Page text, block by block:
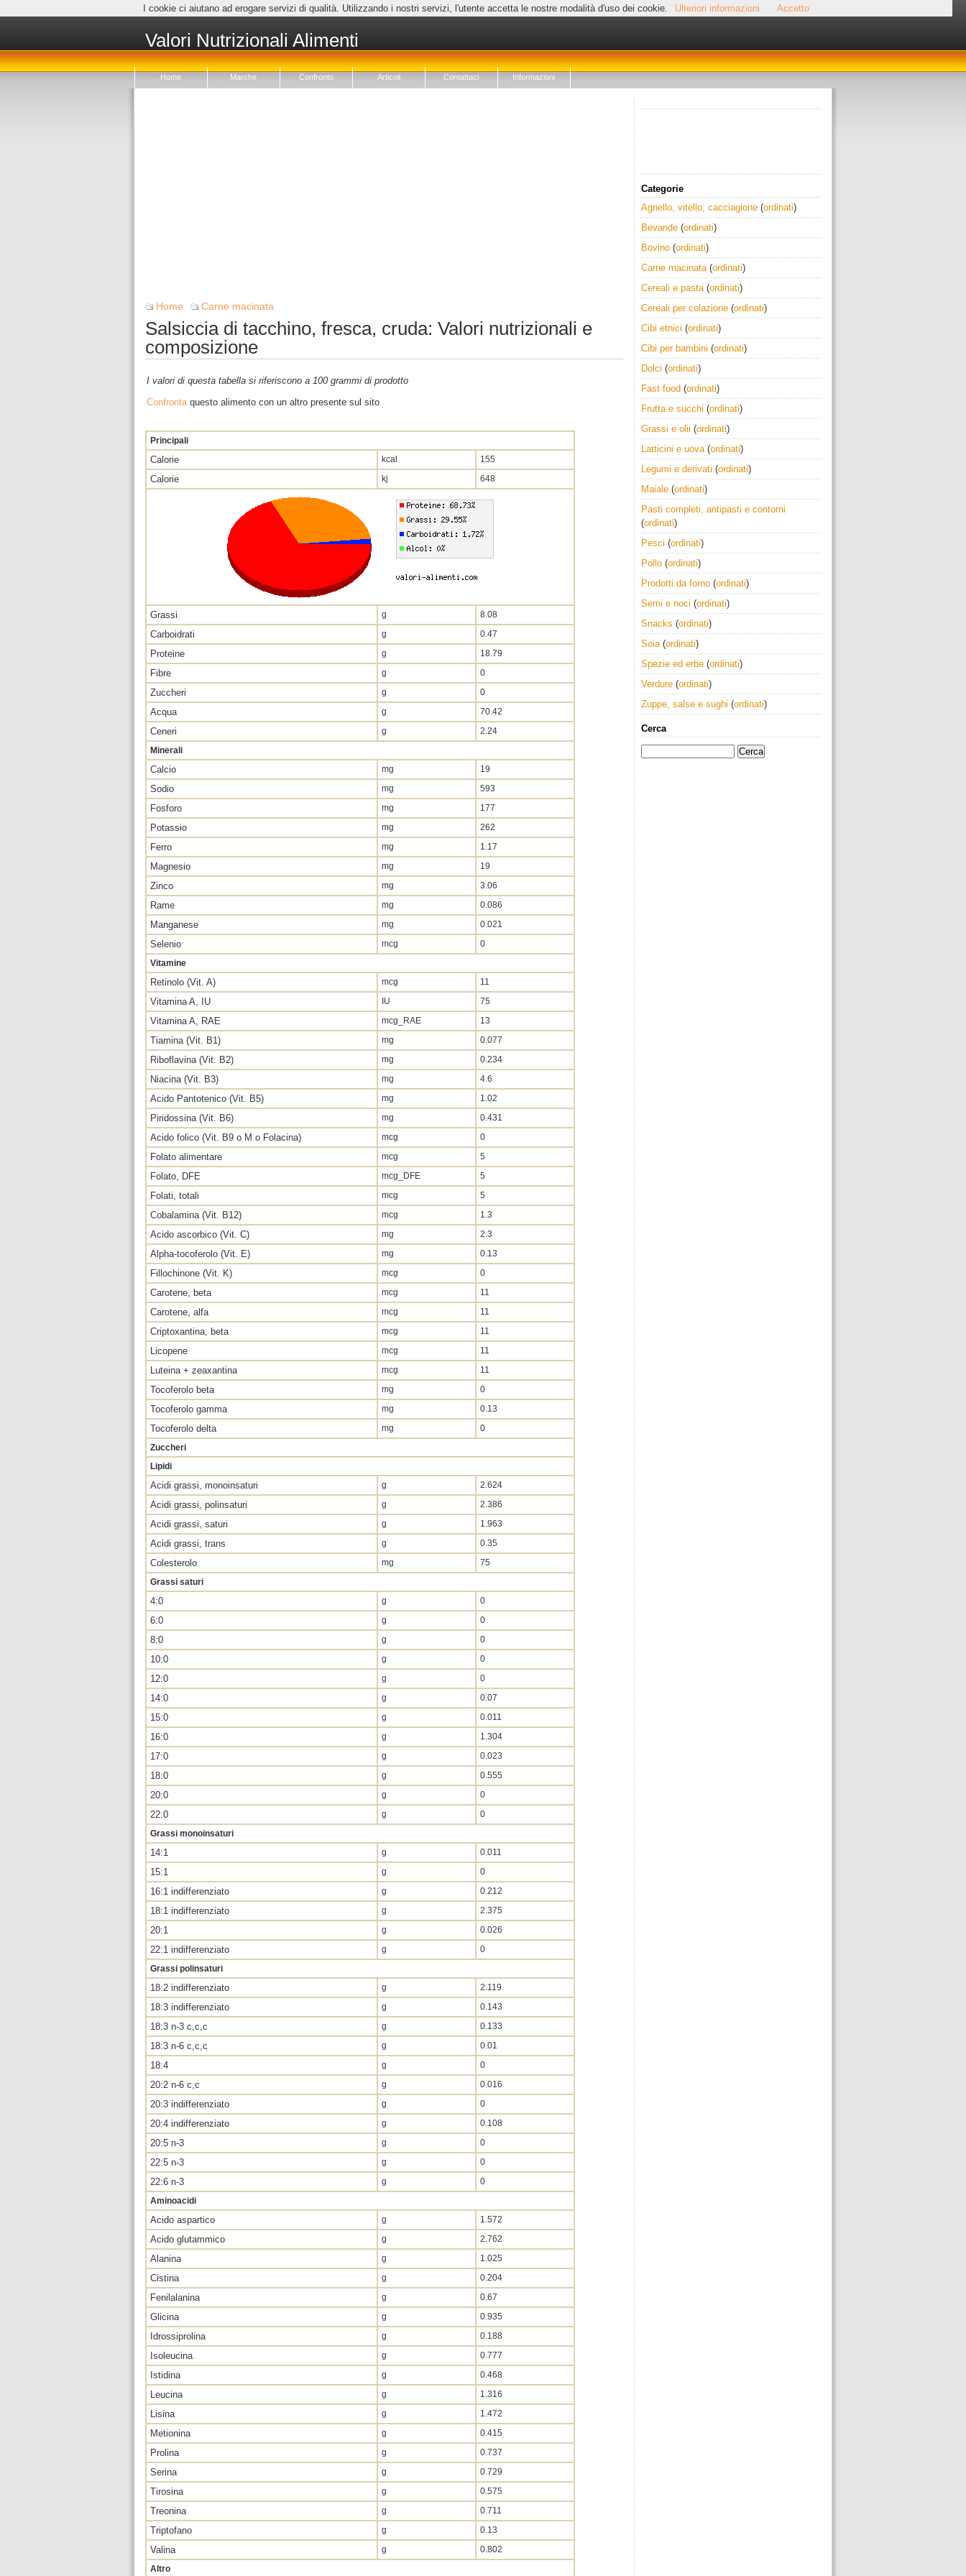
I cookie ci aiutano ad erogare servizi di qualità. Utilizzando i nostri servizi, l'utente accetta le nostre modalità d'uso dei cookie. Ulteriori informazioni Accetto
Valori Nutrizionali Alimenti
Home Marche Confronto Articoli Contattaci Informazioni
Home Carne macinata
Salsiccia di tacchino, fresca, cruda: Valori nutrizionali e
composizione
I valori di questa tabella si riferiscono a 100 grammi di prodotto
Confrontaquesto alimento con un altro presente sul sito
Principali
Calorie kcal 155
Calorie kj 648
Grassi g 8.08
Carboidrati g 0.47
Proteine g 18.79
Fibre g 0
Zuccheri g 0
Acqua g 70.42
Ceneri g
2.24
Minerali
Calcio mg 19
Sodio mg 593
Fosforo mg 177
Potassio mg 262
Ferro mg 1.17
Magnesio mg 19
Zinco mg 3.06
Rame mg 0.086
Manganese mg 0.021
Selenio mcg
0
Vitamine
Retinolo (Vit. A) mcg 11
Vitamina A, IU IU 75
Vitamina A, RAE mcg_RAE 13
Tiamina (Vit. B1) mg 0.077
Riboflavina (Vit. B2) mg 0.234
Niacina (Vit. B3) mg 4.6
Acido Pantotenico (Vit. B5) mg 1.02
Piridossina (Vit. B6) mg 0.431
Acido folico (Vit. B9 o M o Folacina) mcg 0
Folato alimentare mcg 5
Folato, DFE mcg_DFE 5
Folati, totali mcg 5
Cobalamina (Vit. B12) mcg 1.3
Acido ascorbico (Vit. C) mg 2.3
Alpha-tocoferolo (Vit. E) mg 0.13
Fillochinone (Vit. K) mcg 0
Carotene, beta mcg 11
Carotene, alfa mcg 11
Criptoxantina, beta mcg 11
Licopene mcg 11
Luteina + zeaxantina mcg 11
Tocoferolo beta mg 0
Tocoferolo gamma mg 0.13
Tocoferolo delta mg
0
Zuccheri
Lipidi
Acidi grassi, monoinsaturi g 2.624
Acidi grassi, polinsaturi g 2.386
Acidi grassi, saturi g 1.963
Acidi grassi, trans g 0.35
Colesterolo mg
75
Grassi saturi
4:0 g 0
6:0 g 0
8:0 g 0
10:0 g 0
12:0 g 0
14:0 g 0.07
15:0 g 0.011
16:0 g 1.304
17:0 g 0.023
18:0 g 0.555
20:0 g 0
22:0 g
0
Grassi monoinsaturi
14:1 g 0.011
15:1 g 0
16:1 indifferenziato g 0.212
18:1 indifferenziato g 2.375
20:1 g 0.026
22:1 indifferenziato g
0
Grassi polinsaturi
18:2 indifferenziato g 2.119
18:3 indifferenziato g 0.143
18:3 n-3 c,c,c g 0.133
18:3 n-6 c,c,c g 0.01
18:4 g 0
20:2 n-6 c,c g 0.016
20:3 indifferenziato g 0
20:4 indifferenziato g 0.108
20:5 n-3 g 0
22:5 n-3 g 0
22:6 n-3 g
0
Aminoacidi
Acido aspartico g 1.572
Acido glutammico g 2.762
Alanina g 1.025
Cistina g 0.204
Fenilalanina g 0.67
Glicina g 0.935
Idrossiprolina g 0.188
Isoleucina g 0.777
Istidina g 0.468
Leucina g 1.316
Lisina g 1.472
Metionina g 0.415
Prolina g 0.737
Serina g 0.729
Tirosina g 0.575
Treonina g 0.711
Triptofano g 0.13
Valina g
0.802
Altro
Categorie
Agnello, vitello, cacciagione (ordinati)
Bevande (ordinati)
Bovino (ordinati)
Carne macinata(ordinati)
Cereali e pasta(ordinati)
Cereali per colazione (ordinati)
Cibi etnici (ordinati)
Cibi per bambini (ordinati)
Dolci (ordinati)
Fast food (ordinati)
Frutta e succhi (ordinati)
Grassi e olii (ordinati)
Latticini e uova(ordinati)
Legumi e derivati (ordinati)
Maiale (ordinati)
Pasti completi, antipasti e contorni
(ordinati)
Pesci (ordinati)
Pollo (ordinati)
Prodotti da forno (ordinati)
Semi e noci (ordinati)
Snacks (ordinati)
Soia(ordinati)
Spezie ed erbe (ordinati)
Verdure (ordinati)
Zuppe, salse e sughi (ordinati)
Cerca